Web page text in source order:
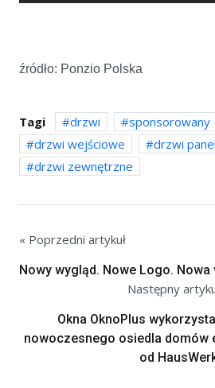
źródło: Ponzio Polska
Tagi drzwi sponsorowany
drzwi wejściowe
drzwi
drzwi zewnętrzne
« Poprzedni artykuł
Nowy wygląd. Nowe Logo.
Następny
Okna OknoPlus
nowoczesnego osiedla domów
od